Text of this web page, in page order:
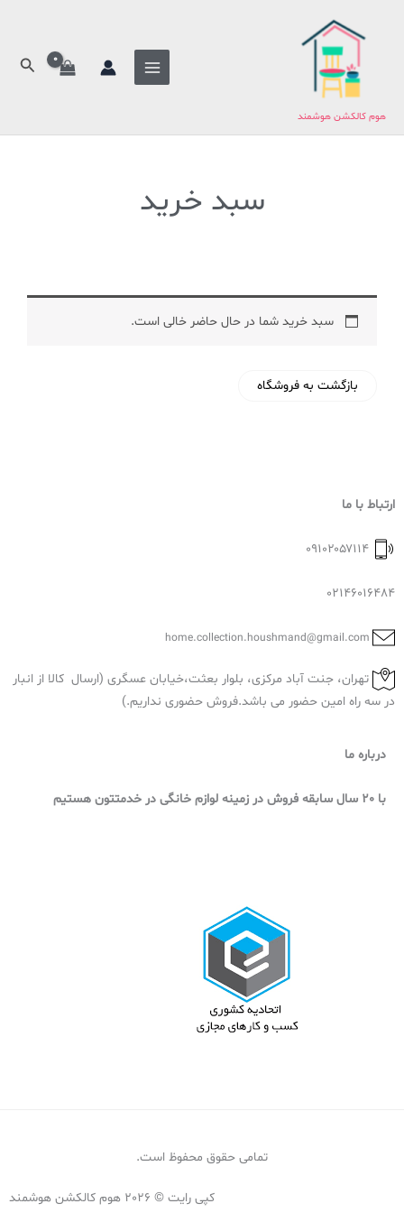
هوم کالکشن هوشمند
سبد خرید
سبد خرید شما در حال حاضر خالی است.
بازگشت به فروشگاه
ارتباط با ما
02146016484
تهران، جنت آباد مرکزی، بلوار بعثت،خیابان عسگری (ارسال کالا از انبار
در سه راه امین حضور می باشد.فروش حضوری نداریم.)
درباره ما
با 20 سال سابقه فروش در زمینه لوازم خانگی در خدمتتون هستیم
تمامی حقوق محفوظ است.
کپی رایت © 2026 هوم کالکشن هوشمند